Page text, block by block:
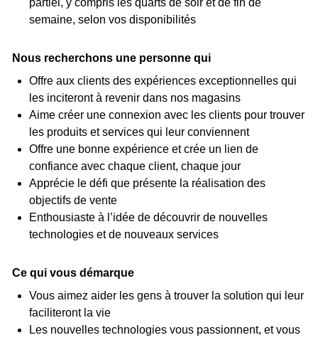
partiel, y compris les quarts de soir et de fin de
semaine, selon vos disponibilités
Nous recherchons une personne qui
Offre aux clients des expériences exceptionnelles qui
les inciteront à revenir dans nos magasins
Aime créer une connexion avec les clients pour trouver
les produits et services qui leur conviennent
Offre une bonne expérience et crée un lien de
confiance avec chaque client, chaque jour
Apprécie le défi que présente la réalisation des
objectifs de vente
Enthousiaste à l’idée de découvrir de nouvelles
technologies et de nouveaux services
Ce qui vous démarque
Vous aimez aider les gens à trouver la solution qui leur
faciliteront la vie
Les nouvelles technologies vous passionnent, et vous